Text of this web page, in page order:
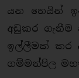
යන හෙයින්
අඩුකර ගැනීම
ඉල්ලීමක් කර
ගම්මන්පිල